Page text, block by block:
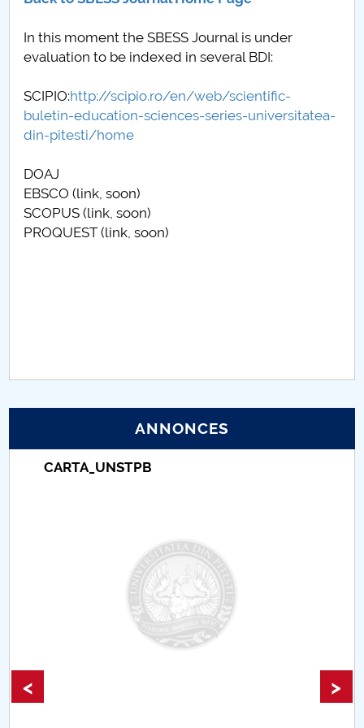
Nr. de telefon si adrese Facultăți
Români de pretutindeni - ADMITERE
Facultés
STUDENTI CUP
Proiect (PRIM STUD)
Proiect SU-ETIC
Université pour la communauté
Comisie de etica unversitară
Evenimente CUP
In this moment the SBESS Journal is under
evaluation to be indexed in several BDI:
SCIPIO:http://scipio.ro/en/web/scientific-
buletin-education-sciences-series-universitatea-
din-pitesti/home
DOAJ
EBSCO (link, soon)
SCOPUS (link, soon)
PROQUEST (link, soon)
ANNONCES
CARTA_UNSTPB
< >